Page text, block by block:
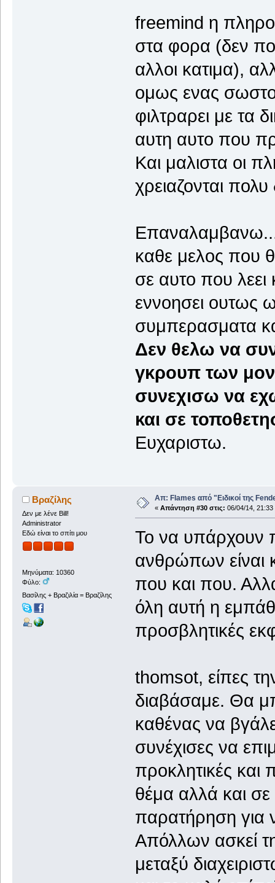
freemind η
στα φορα (δεν
αλλοι κατιμα),
ομως ενας
φιλτραρει με τα
αυτη αυτο που
Και μαλιστα οι
χρειαζονται
καθε μελος που
σε αυτο που λεει
εννοησει ουτως
συμπερασματα
Δεν θελω να
γκρουπ των
συνεχισω να
και σε
Ευχαριστω.
Βραζίλης
Δεν με λένε Bill!
Administrator
Εδώ είναι το σπίτι μου
Μηνύματα: 10360
Φύλο:
Βασίλης + Βραζιλία = Βραζίλης
Απ: Flames από "Ειδικοί της
« Απάντηση #30 στις: 06/04/14, 21:33
Το να υπάρχουν
ανθρώπων είναι
που και που.
όλη αυτή η
προσβλητικές
thomsot, είπες
διαβάσαμε. Θα
καθένας να
συνέχισες να
προκλητικές και
θέμα αλλά και σε
παρατήρηση για
Απόλλων ασκεί
μεταξύ